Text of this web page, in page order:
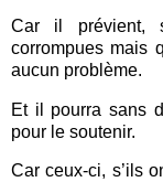
Car il prévient,
corrompues mais
aucun problème.
Et il pourra sans
pour le soutenir.
Car ceux-ci, s’ils